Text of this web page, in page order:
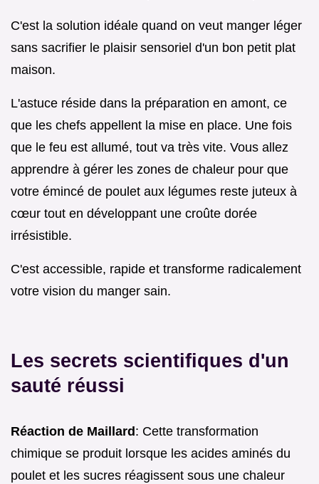
C'est la solution idéale quand on veut manger léger
sans sacrifier le plaisir sensoriel d'un bon petit plat
maison.
L'astuce réside dans la préparation en amont, ce
que les chefs appellent la mise en place. Une fois
que le feu est allumé, tout va très vite. Vous allez
apprendre à gérer les zones de chaleur pour que
votre émincé de poulet aux légumes reste juteux à
cœur tout en développant une croûte dorée
irrésistible.
C'est accessible, rapide et transforme radicalement
votre vision du manger sain.
Les secrets scientifiques d'un
sauté réussi
Réaction de Maillard: Cette transformation
chimique se produit lorsque les acides aminés du
poulet et les sucres réagissent sous une chaleur